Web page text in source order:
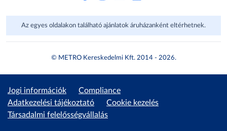
Az egyes oldalakon található ajánlatok áruházanként eltérhetnek.
© METRO Kereskedelmi Kft. 2014 - 2026.
Jogi információk
Compliance
Adatkezelési tájékoztató
Cookie kezelés
Társadalmi felelősségvállalás